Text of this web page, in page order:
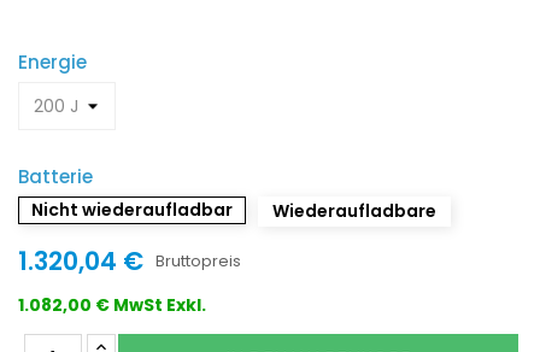
Energie
Batterie
Nicht wiederaufladbar Wiederaufladbare
1.320,04 € Bruttopreis
1.082,00 € MwSt Exkl.